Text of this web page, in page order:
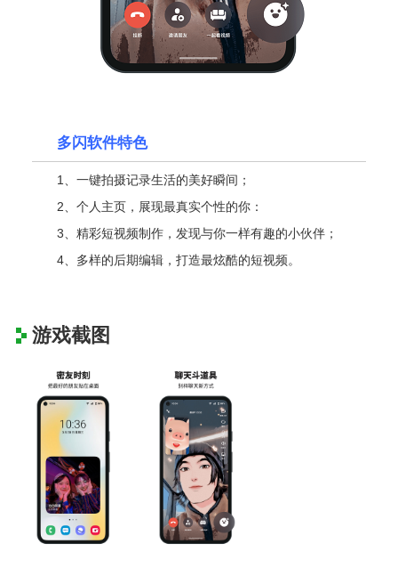
多闪软件特色
1、一键拍摄记录生活的美好瞬间；
2、个人主页，展现最真实个性的你：
3、精彩短视频制作，发现与你一样有趣的小伙伴；
4、多样的后期编辑，打造最炫酷的短视频。
游戏截图